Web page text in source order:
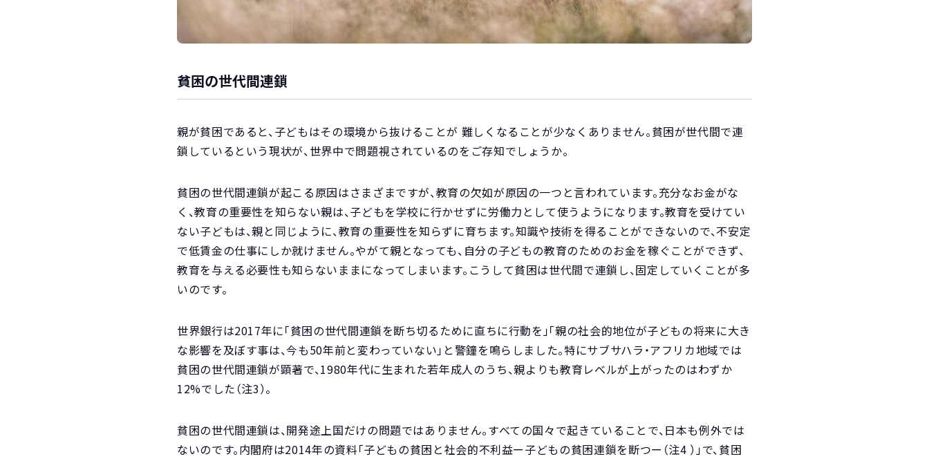
貧困の世代間連鎖
親が貧困であると、子どもはその環境から抜けることが 難しくなることが少なくありません。貧困が世代間で連
鎖しているという現状が、世界中で問題視されているのをご存知でしょうか。
貧困の世代間連鎖が起こる原因はさまざまですが、教育の欠如が原因の一つと言われています。充分なお金がな
く、教育の重要性を知らない親は、子どもを学校に行かせずに労働力として使うようになります。教育を受けてい
ない子どもは、親と同じように、教育の重要性を知らずに育ちます。知識や技術を得ることができないので、不安定
で低賃金の仕事にしか就けません。やがて親となっても、自分の子どもの教育のためのお金を稼ぐことができず、
教育を与える必要性も知らないままになってしまいます。こうして貧困は世代間で連鎖し、固定していくことが多
いのです。
世界銀行は2017年に「貧困の世代間連鎖を断ち切るために直ちに行動を」「親の社会的地位が子どもの将来に大き
な影響を及ぼす事は、今も50年前と変わっていない」と警鐘を鳴らしました。特にサブサハラ・アフリカ地域では
貧困の世代間連鎖が顕著で、1980年代に生まれた若年成人のうち、親よりも教育レベルが上がったのはわずか
12%でした（注3）。
貧困の世代間連鎖は、開発途上国だけの問題ではありません。すべての国々で起きていることで、日本も例外では
ないのです。内閣府は2014年の資料「子どもの貧困と社会的不利益ー子どもの貧困連鎖を断つー（注4 ）」で、貧困